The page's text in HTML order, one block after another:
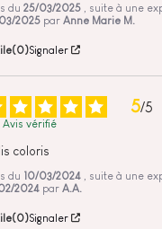
du 25/03/2025
, suite à une
2025 par Anne Marie M.
(0)Signaler
5/5
Avis vérifié
coloris
du 10/03/2024
, suite à une
2024 par A.A.
(0)Signaler